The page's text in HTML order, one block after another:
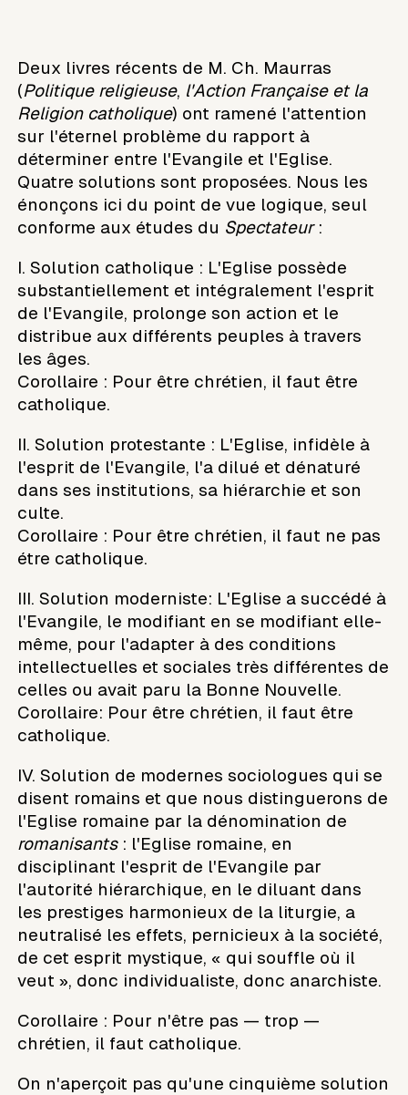
Deux livres récents de M. Ch. Maurras
(Politique religieuse, l'Action Française et la
Religion catholique) ont ramené l'attention
sur l'éternel problème du rapport à
déterminer entre l'Evangile et l'Eglise.
Quatre solutions sont proposées. Nous les
énonçons ici du point de vue logique, seul
conforme aux études du Spectateur:
I. Solution catholique : L'Eglise possède
substantiellement et intégralement l'esprit
de l'Evangile, prolonge son action et le
distribue aux différents peuples à travers
les âges.
Corollaire : Pour être chrétien, il faut être
catholique.
II. Solution protestante : L'Eglise, infidèle à
l'esprit de l'Evangile, l'a dilué et dénaturé
dans ses institutions, sa hiérarchie et son
culte.
Corollaire : Pour être chrétien, il faut ne pas
étre catholique.
III. Solution moderniste: L'Eglise a succédé à
l'Evangile, le modifiant en se modifiant elle-
même, pour l'adapter à des conditions
intellectuelles et sociales très différentes de
celles ou avait paru la Bonne Nouvelle.
Corollaire: Pour être chrétien, il faut être
catholique.
IV. Solution de modernes sociologues qui se
disent romains et que nous distinguerons de
l'Eglise romaine par la dénomination de
romanisants: l'Eglise romaine, en
disciplinant l'esprit de l'Evangile par
l'autorité hiérarchique, en le diluant dans
les prestiges harmonieux de la liturgie, a
neutralisé les effets, pernicieux à la société,
de cet esprit mystique, « qui souffle où il
veut », donc individualiste, donc anarchiste.
Corollaire : Pour n'être pas — trop —
chrétien, il faut catholique.
On n'aperçoit pas qu'une cinquième solution